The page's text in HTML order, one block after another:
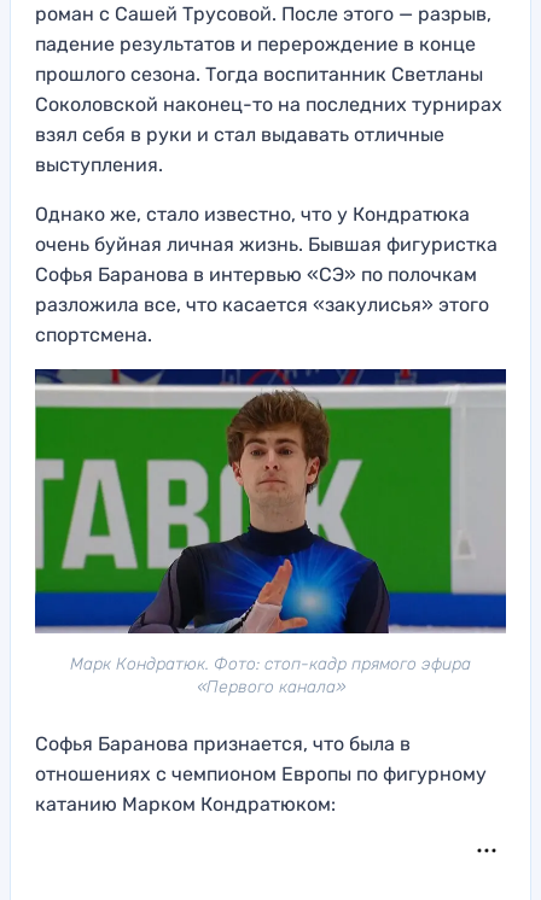
роман с Сашей Трусовой. После этого — разрыв,
падение результатов и перерождение в конце
прошлого сезона. Тогда воспитанник Светланы
Соколовской наконец-то на последних турнирах
взял себя в руки и стал выдавать отличные
выступления.
Однако же, стало известно, что у Кондратюка
очень буйная личная жизнь. Бывшая фигуристка
Софья Баранова в интервью «СЭ» по полочкам
разложила все, что касается «закулисья» этого
спортсмена.
Марк Кондратюк. Фото: стоп-кадр прямого эфира
«Первого канала»
Софья Баранова признается, что была в
отношениях с чемпионом Европы по фигурному
катанию Марком Кондратюком: